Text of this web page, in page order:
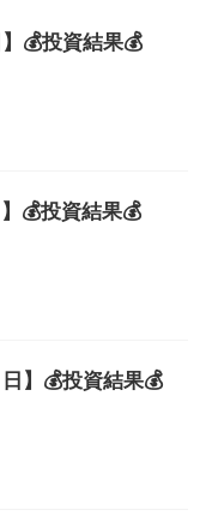
💰投資結果💰
💰投資結果💰
】💰投資結果💰